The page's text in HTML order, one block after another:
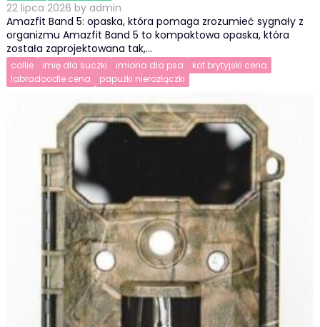
22 lipca 2026 by admin
Amazfit Band 5: opaska, która pomaga zrozumieć sygnały z
organizmu Amazfit Band 5 to kompaktowa opaska, która
została zaprojektowana tak,…
collie imię dla suczki imiona dla psa
kot brytyjski cena
labradoodle cena
papużki nierozłączki